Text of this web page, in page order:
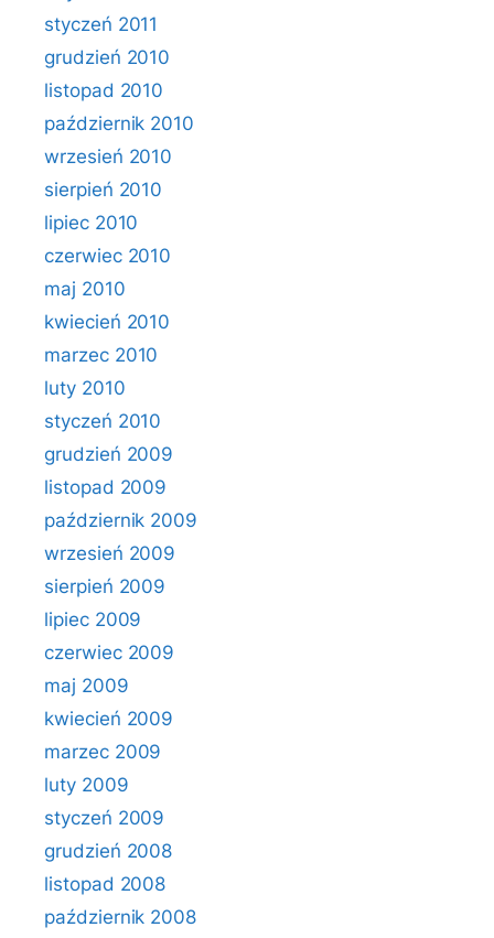
styczeń 2011
grudzień 2010
listopad 2010
październik 2010
wrzesień 2010
sierpień 2010
lipiec 2010
czerwiec 2010
maj 2010
kwiecień 2010
marzec 2010
luty 2010
styczeń 2010
grudzień 2009
listopad 2009
październik 2009
wrzesień 2009
sierpień 2009
lipiec 2009
czerwiec 2009
maj 2009
kwiecień 2009
marzec 2009
luty 2009
styczeń 2009
grudzień 2008
listopad 2008
październik 2008